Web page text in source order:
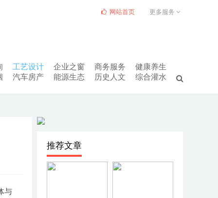
工艺设计 企业之窗 商务服务
健康养生
汽车房产 能源生态 历史人文 综合灌水
网站首页 更多服务
与
推荐文章